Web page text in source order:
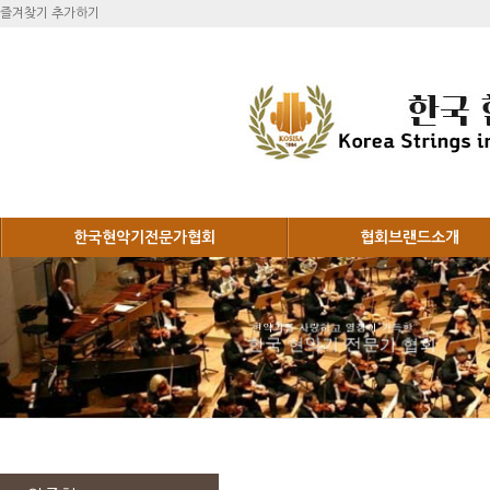
즐겨찾기 추가하기
한국현악기전문가협회 협회브랜드소개